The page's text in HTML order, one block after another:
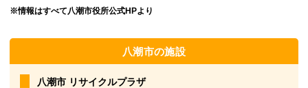
※情報はすべて八潮市役所公式HPより
八潮市の施設
八潮市 リサイクルプラザ